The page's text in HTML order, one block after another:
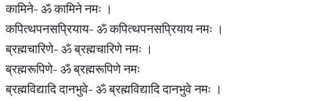
कामिने- ॐ कामिने नमः ।
कपित्थपनसप्रियाय- ॐ कपित्थपनसप्रियाय नमः ।
ब्रह्मचारिणे- ॐ ब्रह्मचारिणे नमः ।
ब्रह्मरूपिणे- ॐ ब्रह्मरूपिणे नमः
ब्रह्मविद्यादि दानभुवे- ॐ ब्रह्मविद्यादि दानभुवे नमः ।